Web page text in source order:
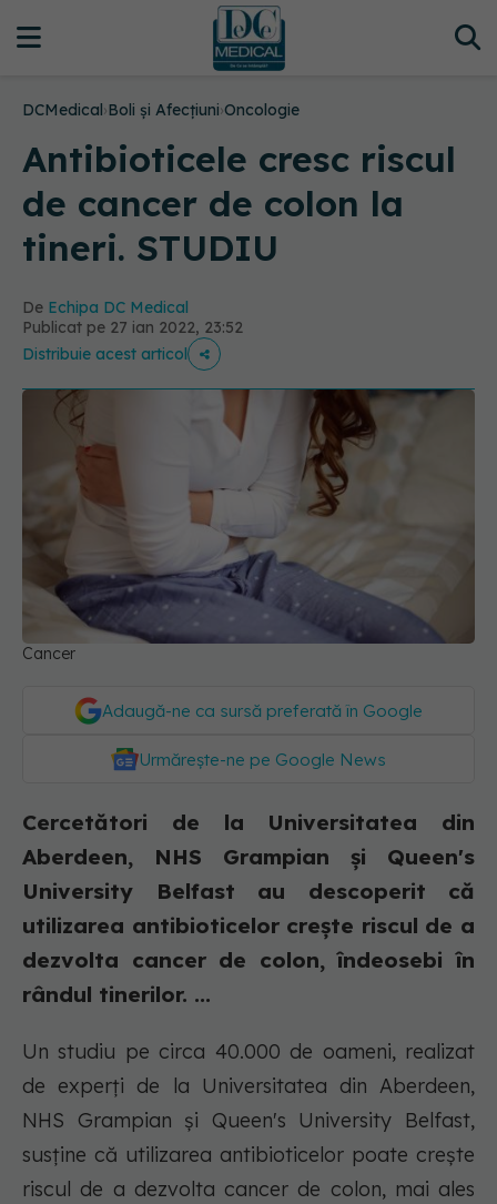
DCMedical›Boli și Afecțiuni›Oncologie
Antibioticele cresc riscul
de cancer de colon la
tineri. STUDIU
De Echipa DC Medical
Publicat pe 27 ian 2022, 23:52
Distribuie acest articol
Cancer
Adaugă-ne ca sursă preferată în Google
Urmărește-ne pe Google News
Cercetători de la Universitatea din
Aberdeen, NHS Grampian și Queen's
University Belfast au descoperit că
utilizarea antibioticelor crește riscul de a
dezvolta cancer de colon, îndeosebi în
rândul tinerilor. ...
Un studiu pe circa 40.000 de oameni, realizat
de experți de la Universitatea din Aberdeen,
NHS Grampian și Queen's University Belfast,
susține că utilizarea antibioticelor poate crește
riscul de a dezvolta cancer de colon, mai ales